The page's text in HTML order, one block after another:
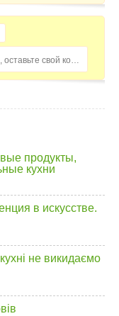
Домохозяйка, пожалуйста, оставьте свой комментарий...
продукты,
кухни
в искусстве.
не викидаємо